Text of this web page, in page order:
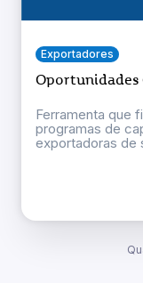
Exportadores
Oportunidades
Ferramenta que
programas de
exportadoras de